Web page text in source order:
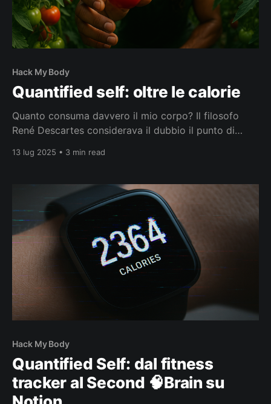
Hack My Body
Quantified self: oltre le calorie
Quanto consuma davvero il mio corpo? Il filosofo
René Descartes considerava il dubbio il punto di
sfiducia, ma un metodo: mettere in discussione ciò
certo. “Calorie in, Calorie out”: osservare,
13 lug 2025 • 3 min read
Hack My Body
Quantified Self: dal fitness
tracker al Second 🧠Brain su